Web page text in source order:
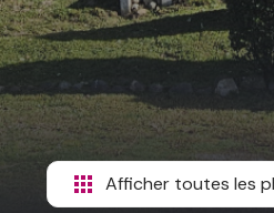
Afficher toutes les